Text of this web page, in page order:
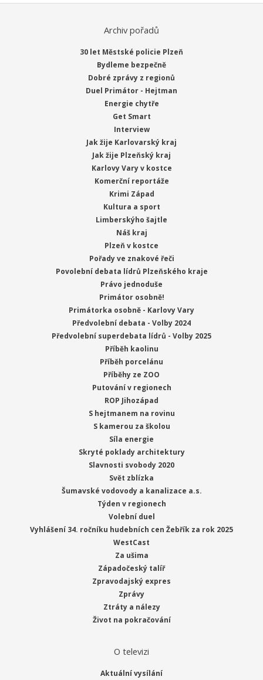
Archiv pořadů
30 let Městské policie Plzeň
Bydleme bezpečně
Dobré zprávy z regionů
Duel Primátor - Hejtman
Energie chytře
Get Smart
Interview
Jak žije Karlovarský kraj
Jak žije Plzeňský kraj
Karlovy Vary v kostce
Komerční reportáže
Krimi Západ
Kultura a sport
Limberskýho šajtle
Náš kraj
Plzeň v kostce
Pořady ve znakové řeči
Povolební debata lídrů Plzeňského kraje
Právo jednoduše
Primátor osobně!
Primátorka osobně - Karlovy Vary
Předvolební debata - Volby 2024
Předvolební superdebata lídrů - Volby 2025
Příběh kaolinu
Příběh porcelánu
Příběhy ze ZOO
Putování v regionech
ROP Jihozápad
S hejtmanem na rovinu
S kamerou za školou
Síla energie
Skryté poklady architektury
Slavnosti svobody 2020
Svět zblízka
Šumavské vodovody a kanalizace a.s.
Týden v regionech
Volební duel
Vyhlášení 34. ročníku hudebních cen Žebřík za rok 2025
WestCast
Za ušima
Západočeský talíř
Zpravodajský expres
Zprávy
Ztráty a nálezy
Život na pokračování
O televizi
Aktuální vysílání